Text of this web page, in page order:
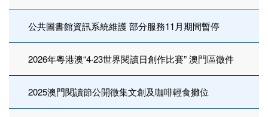
公共圖書館資訊系統維護 部分服務11月期間暫停
2026年粵港澳“4‧23世界閱讀日創作比賽” 澳門區徵件
2025澳門閱讀節公開徵集文創及咖啡輕食攤位